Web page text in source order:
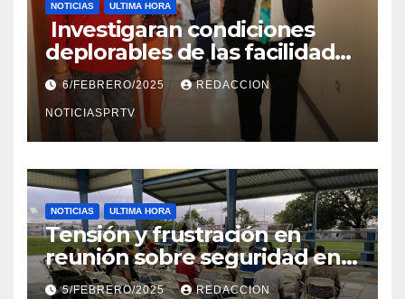
NOTICIAS ULTIMA HORA
Investigaran condiciones
deplorables de las facilidades
el Departamento de la Salud
en Mayagüez
6/FEBRERO/2025 REDACCION
NOTICIASPRTV
NOTICIAS ULTIMA HORA
Tensión y frustración en
reunión sobre seguridad en
Reparto Metropolitano
5/FEBRERO/2025 REDACCION